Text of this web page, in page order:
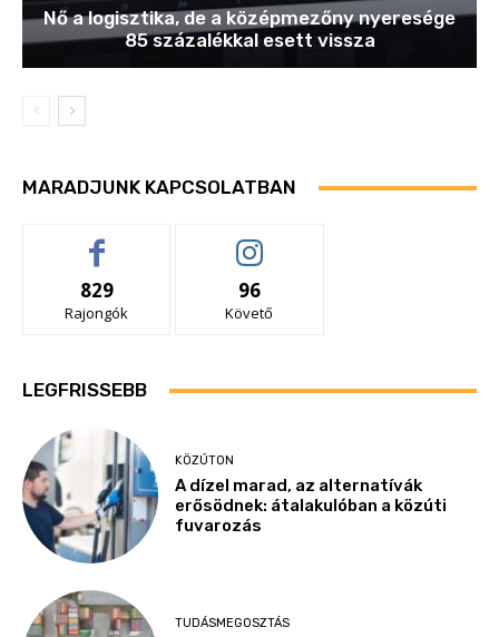
Nő a logisztika, de a középmezőny nyeresége
85 százalékkal esett vissza
MARADJUNK KAPCSOLATBAN
829
Rajongók
96
Követő
LEGFRISSEBB
KÖZÚTON
A dízel marad, az alternatívák
erősödnek: átalakulóban a közúti
fuvarozás
TUDÁSMEGOSZTÁS